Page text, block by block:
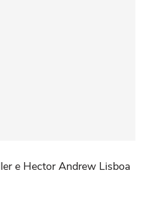
e Hector Andrew Lisboa